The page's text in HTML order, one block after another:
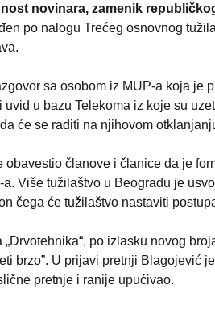
novinara, zamenik
po nalogu Trećeg osnovnog
sa osobom iz MUP-a koja
u bazu Telekoma iz koje su
će se raditi na njihovom
članove i članice da je
Više tužilaštvo u Beogradu je
čega će tužilaštvo nastaviti
po izlasku novog
brzo”. U prijavi pretnji Blagojević
pretnje i ranije upućivao.